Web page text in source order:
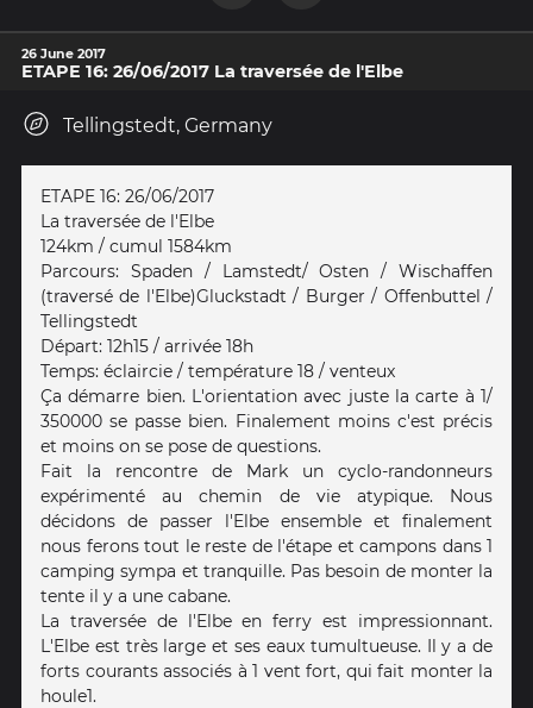
26 June 2017
ETAPE 16: 26/06/2017 La traversée de l'Elbe
Tellingstedt, Germany
ETAPE 16: 26/06/2017
La traversée de l'Elbe
124km / cumul 1584km
Parcours: Spaden / Lamstedt/ Osten / Wischaffen
(traversé de l'Elbe)Gluckstadt / Burger / Offenbuttel /
Tellingstedt
Départ: 12h15 / arrivée 18h
Temps: éclaircie / température 18 / venteux
Ça démarre bien. L'orientation avec juste la carte à 1/
350000 se passe bien. Finalement moins c'est précis
et moins on se pose de questions.
Fait la rencontre de Mark un cyclo-randonneurs
expérimenté au chemin de vie atypique. Nous
décidons de passer l'Elbe ensemble et finalement
nous ferons tout le reste de l'étape et campons dans 1
camping sympa et tranquille. Pas besoin de monter la
tente il y a une cabane.
La traversée de l'Elbe en ferry est impressionnant.
L'Elbe est très large et ses eaux tumultueuse. Il y a de
forts courants associés à 1 vent fort, qui fait monter la
houle1.